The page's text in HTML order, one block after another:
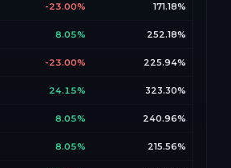
-23.00% 171.18%
8.05% 252.18%
-23.00% 225.94%
24.15% 323.30%
8.05% 240.96%
8.05% 215.56%